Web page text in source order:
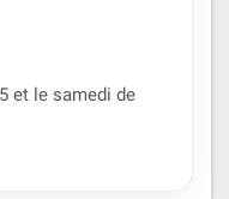
et le samedi de